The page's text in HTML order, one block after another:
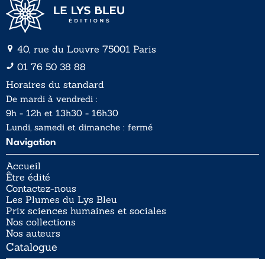
40, rue du Louvre 75001 Paris
01 76 50 38 88
Horaires du standard
De mardi à vendredi :
9h - 12h et 13h30 - 16h30
Lundi, samedi et dimanche : fermé
Navigation
Accueil
Être édité
Contactez-nous
Les Plumes du Lys Bleu
Prix sciences humaines et sociales
Nos collections
Nos auteurs
Catalogue